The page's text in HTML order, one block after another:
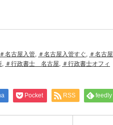
＃名古屋入管, ＃名古屋入管すぐ, ＃名古屋
, ＃行政書士 名古屋, ＃行政書士オフィ
Pocket RSS feedly